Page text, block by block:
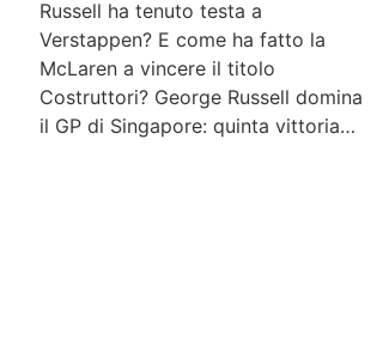
Russell ha tenuto testa a
Verstappen? E come ha fatto la
McLaren a vincere il titolo
Costruttori? George Russell domina
il GP di Singapore: quinta vittoria…